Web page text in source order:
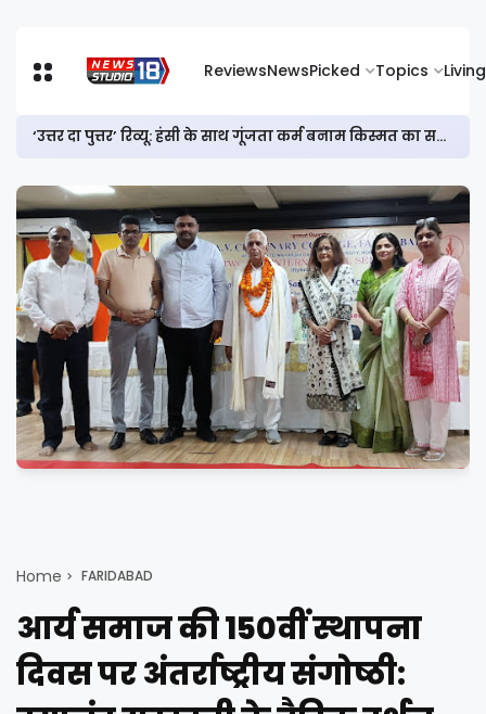
ReviewsNewsPicked Topics Living
‘उत्तर दा पुत्तर’ रिव्यू: हंसी के साथ गूंजता कर्म बनाम किस्मत का सवाल
Home FARIDABAD
आर्य समाज की 150वीं स्थापना
दिवस पर अंतर्राष्ट्रीय संगोष्ठी: